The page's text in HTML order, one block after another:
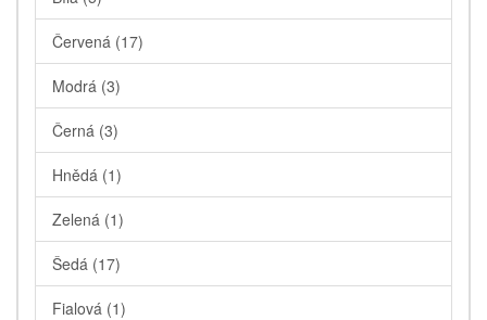
Červená (17)
Modrá (3)
Černá (3)
Hnědá (1)
Zelená (1)
Šedá (17)
Fialová (1)